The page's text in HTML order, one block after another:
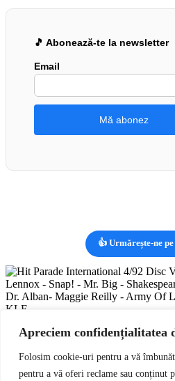
Apreciem confidențialitatea
Folosim cookie-uri pentru a vă
pentru a vă oferi reclame sau conținut
🎵 Abonează-te la newsletter
Email
👍 Urmărește-ne
VG+ Annie Lennox – Snap! – Mr.
– 2 Unlimited – The KLF … lei
Adaugă în coș